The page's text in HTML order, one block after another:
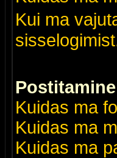
Kui ma
Postitamine
Kuidas ma
Kuidas ma
Kuidas ma